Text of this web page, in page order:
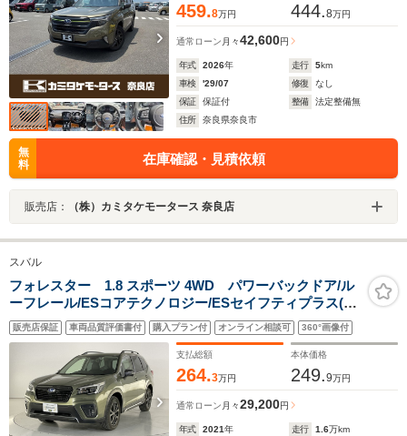
459.8万円 444.8万円
通常ローン 月々42,600円
年式 2026年 走行 5km
車検
'29/07 修復
なし
保証
保証付 整備
法定整備無
住所
奈良県奈良市
無
料
在庫確認・見積依頼
販売店： （株）カミタケモータース 奈良店
スバル
フォレスター 1.8 スポーツ 4WD パワーバックドア/ル
ーフレール/ESコアテクノロジー/ESセイフティプラス(視
界拡張)/ステア連動LEDヘッド・Fフォグ/全席シートヒー
ター/前席Pシート/Panasonicビルトインナビ/フルセ
グ/Blu-ray再生/Bluetooth/ETC
販売店保証 車両品質評価書付 購入プラン付 オンライン相談可 360°画像付
支払総額
264.3万円
本体価格
249.9万円
通常ローン 月々29,200円
年式 2021年 走行 1.6万km